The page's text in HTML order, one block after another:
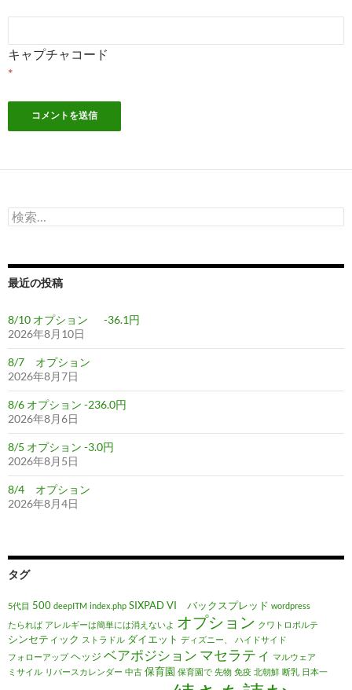
キャプチャコード
*
検
索:
最近の投稿
8/10 オプション -36.1円
2026年8月10日
8/7 オプション
2026年8月7日
8/6 オプション -236.0円
2026年8月6日
8/5 オプション -3.0円
2026年8月5日
8/4 オプション
2026年8月4日
タグ
5代目 500 deepITM index.php SIXPADVI バックスプレッド wordpress
たられば アレルギーは簡単には消えないよ オプション クワトロポルテ
シンセティック ストラドル ダイエット ディズニー、
ハイドサイド
フォローアップ ヘッジ ベアポジション マセラティ マルウェア
ミサイル リバースカレンダー 中古 保育園 保育園で 先物 免疫 北朝鮮 断乳 日本一